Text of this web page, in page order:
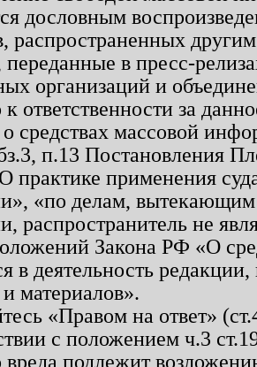
дословным
распространенных
в пресс-
организаций и
ответственности за
средствах массовой
п.13 Постановления
практике применения
«по делам, вытекающим
распространитель не
Закона РФ «О
в деятельность
материалов».
«Правом на ответ»
с положением ч.3
вреда подлежит